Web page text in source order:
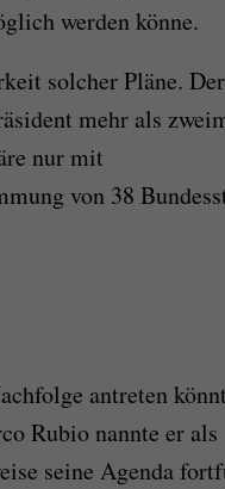
werden könne.
solcher Pläne.
mehr als
nur mit
von 38
antreten
Rubio nannte er als
seine Agenda